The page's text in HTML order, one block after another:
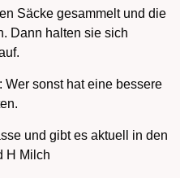
Säcke gesammelt und die
Dann halten sie sich
Wer sonst hat eine bessere
und gibt es aktuell in den
H Milch